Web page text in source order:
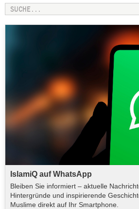
IslamiQ auf WhatsApp
Bleiben Sie informiert – aktuelle
Hintergründe und inspirierende
Muslime direkt auf Ihr Smartphone.